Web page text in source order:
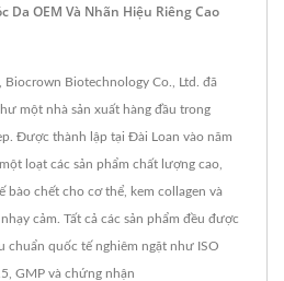
Da OEM Và Nhãn Hiệu Riêng Cao
Biotechnology Co., Ltd. đã
một nhà sản xuất hàng đầu trong
Được thành lập tại Đài Loan vào năm
loạt các sản phẩm chất lượng cao,
bào chết cho cơ thể, kem collagen và
cảm. Tất cả các sản phẩm đều được
chuẩn quốc tế nghiêm ngặt như ISO
GMP và chứng nhận